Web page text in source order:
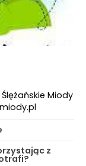
Miody
z